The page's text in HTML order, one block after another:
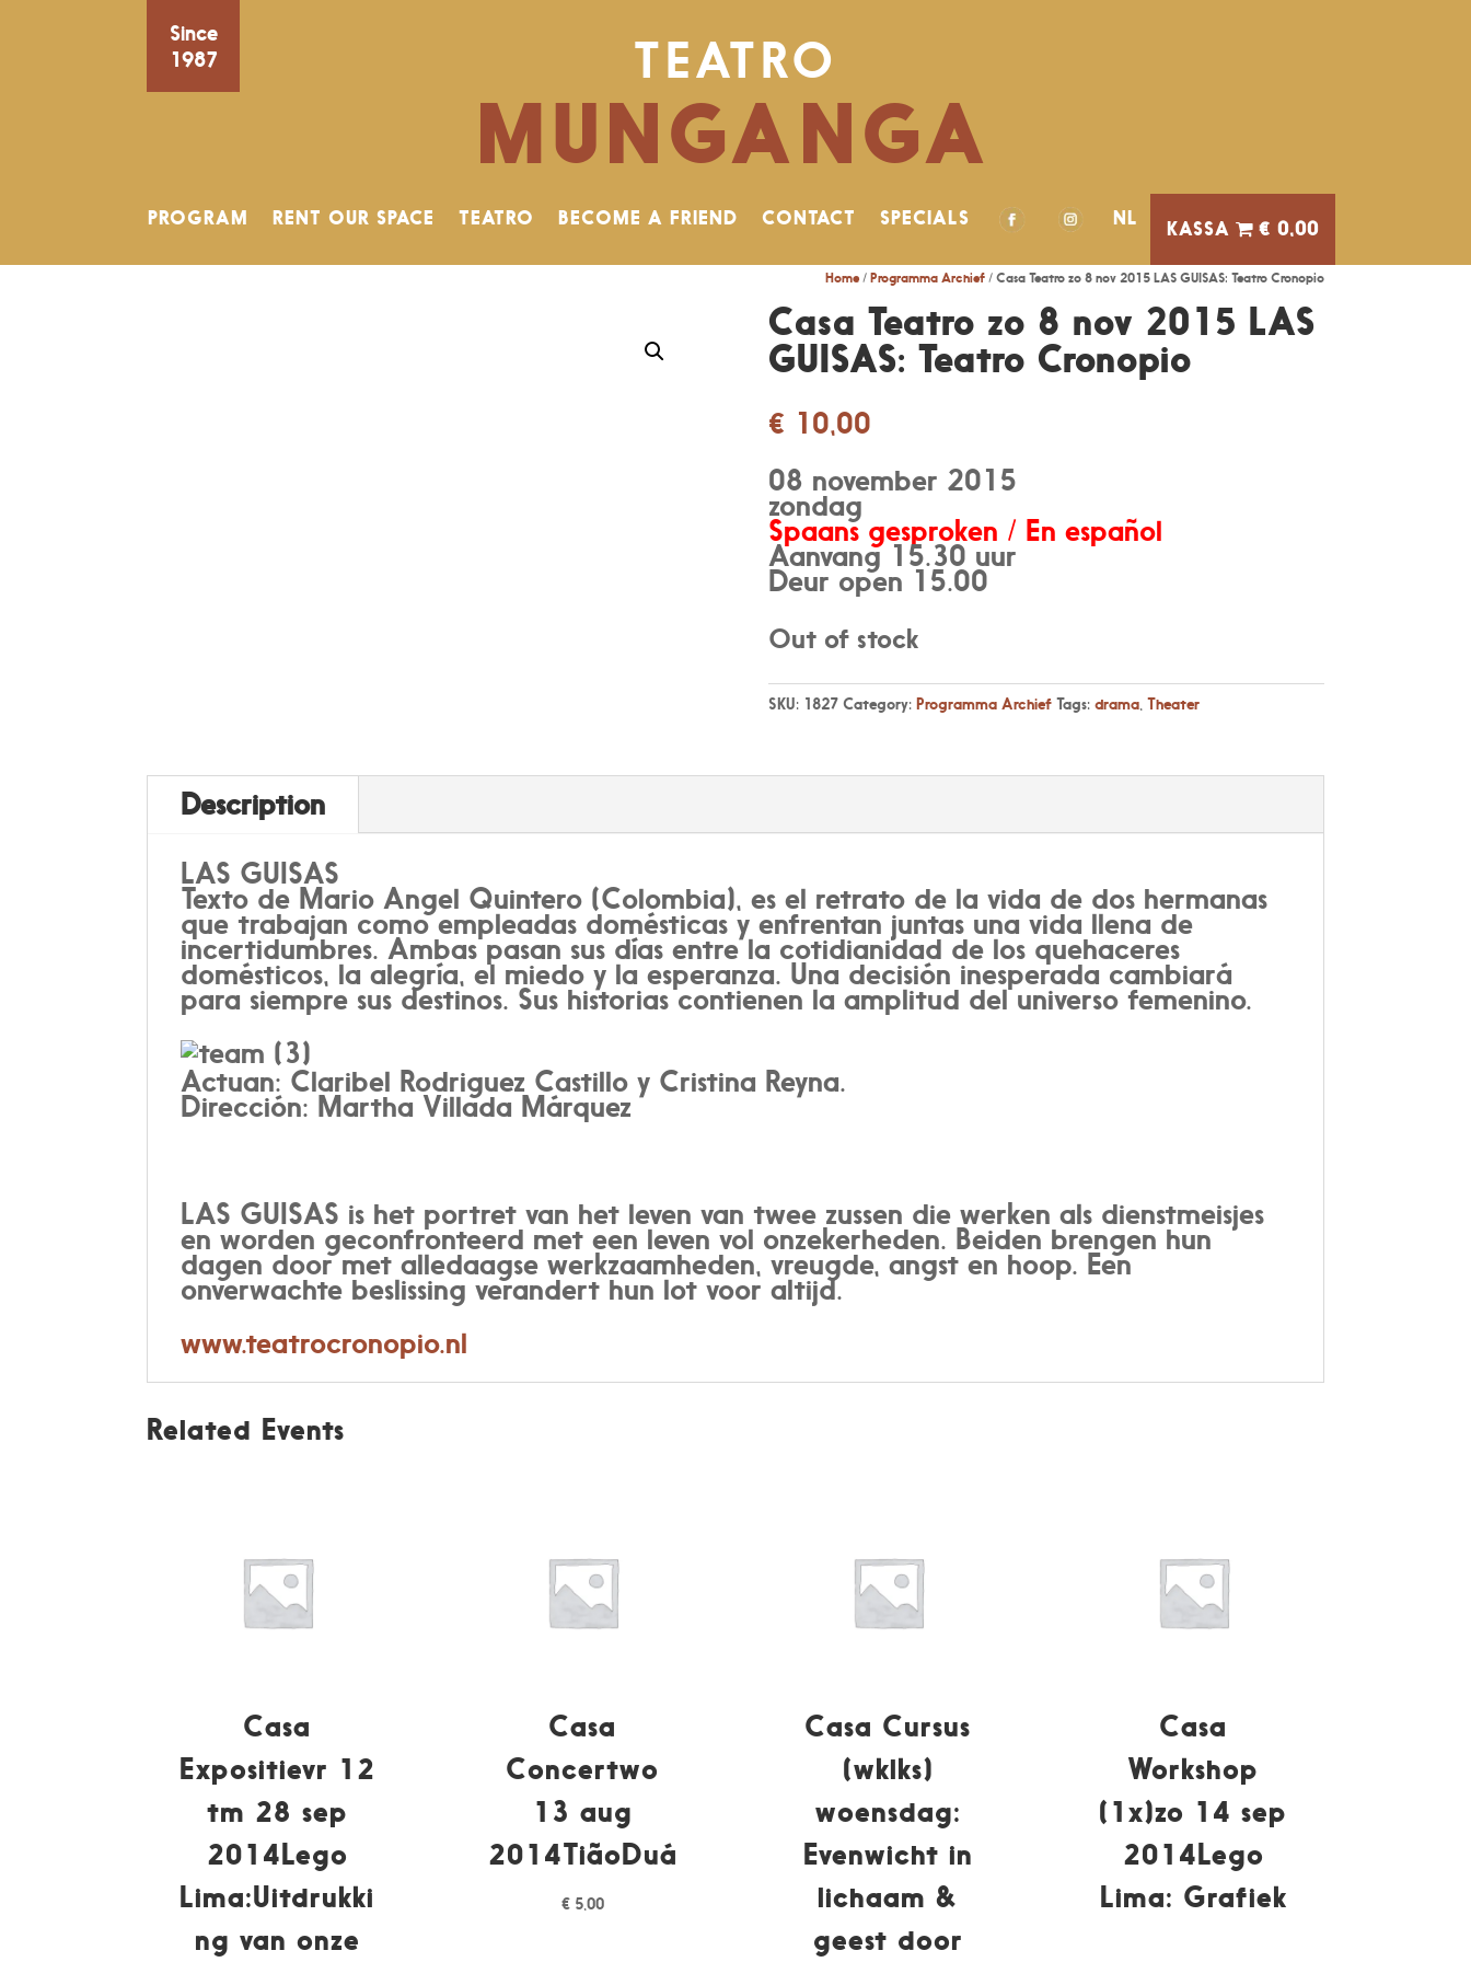
Since
1987
TEATRO
MUNGANGA
PROGRAM RENT OUR SPACE TEATRO BECOME A FRIEND CONTACT SPECIALS NL € 0,00
Home/ Programma Archief/ Casa Teatro zo 8 nov 2015 LAS GUISAS: Teatro Cronopio
Casa Teatro zo 8 nov 2015 LAS
GUISAS: Teatro Cronopio
€ 10,00
08 november 2015
zondag
Spaans gesproken / En español
Aanvang 15.30 uur
Deur open 15.00
Out of stock
SKU: 1827 Category: Programma Archief Tags: drama, Theater
Description
LAS GUISAS
Texto de Mario Angel Quintero (Colombia), es el retrato de la vida de dos hermanas
que trabajan como empleadas domésticas y enfrentan juntas una vida llena de
incertidumbres. Ambas pasan sus días entre la cotidianidad de los quehaceres
domésticos, la alegría, el miedo y la esperanza. Una decisión inesperada cambiará
para siempre sus destinos. Sus historias contienen la amplitud del universo femenino.
Actuan: Claribel Rodriguez Castillo y Cristina Reyna.
Dirección: Martha Villada Márquez
LAS GUISAS is het portret van het leven van twee zussen die werken als dienstmeisjes
en worden geconfronteerd met een leven vol onzekerheden. Beiden brengen hun
dagen door met alledaagse werkzaamheden, vreugde, angst en hoop. Een
onverwachte beslissing verandert hun lot voor altijd.
www.teatrocronopio.nl
Related Events
Casa
Expositievr 12
tm 28 sep
2014Lego
Lima:Uitdrukki
ng van onze
Casa
Concertwo
13 aug
2014TiãoDuá
€5,00
Casa Cursus
(wklks)
woensdag:
Evenwicht in
lichaam &
geest door
Casa
Workshop
(1x)zo 14 sep
2014Lego
Lima: Grafiek